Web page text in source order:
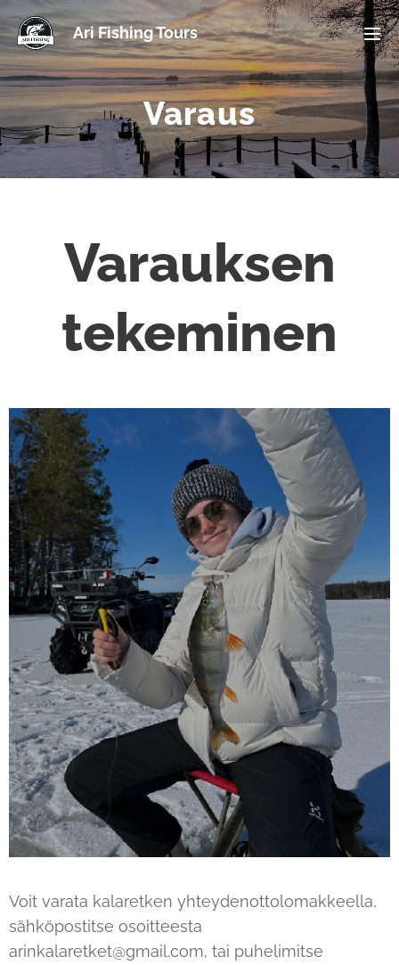
Ari Fishing Tours
Varaus
Varauksen
tekeminen
Voit varata kalaretken yhteydenottolomakkeella,
sähköpostitse osoitteesta
arinkalaretket@gmail.com, tai puhelimitse